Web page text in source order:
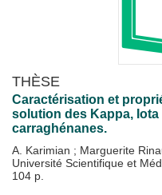
THÈSE
Caractérisation et
solution des Kappa, Iota
carraghénanes.
A. Karimian ; Marguerite
Université Scientifique et
104 p.